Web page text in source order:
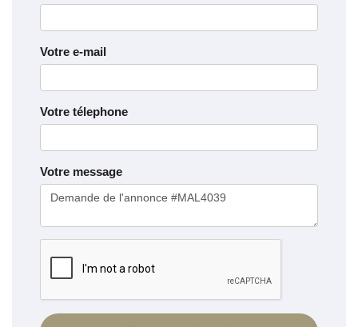
Votre e-mail
Votre télephone
Votre message